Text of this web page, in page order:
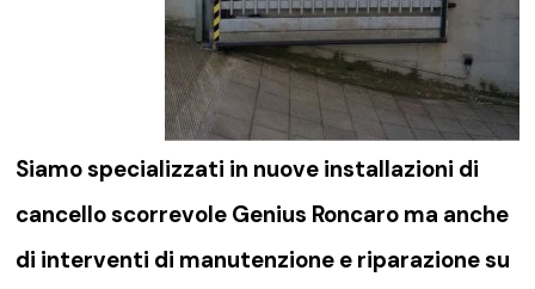
Siamo specializzati in nuove installazioni di
cancello scorrevole Genius Roncaro ma anche
di interventi di manutenzione e riparazione su